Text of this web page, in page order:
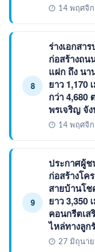
14 พฤศจิ
8
ร่างเอกสา
ก่อสร้างถน
แฝก ถึง นา
ยาว 1,170
กว่า 4,680
พรเจริญ จั
14 พฤศจิ
9
ประกาศผู้ช
ก่อสร้างโค
สายบ้านโช
ยาว 3,350
คอนกรีตเส
ไหล่ทางลูก
27 มิถุนา